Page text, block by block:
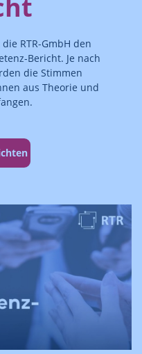
RTR-GmbH den
Bericht. Je nach
die Stimmen
aus Theorie und